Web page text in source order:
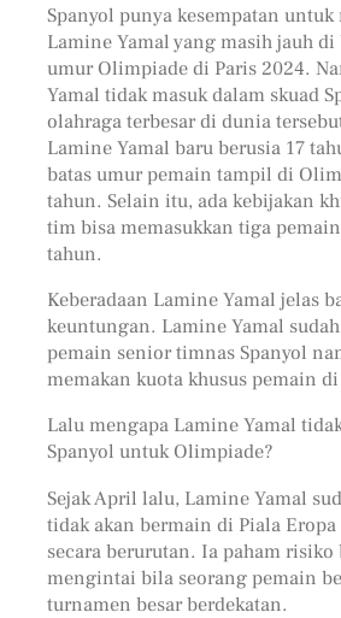
Spanyol punya kesempatan
Lamine Yamal yang masih jauh di
umur Olimpiade di Paris 2024.
Yamal tidak masuk dalam skuad
olahraga terbesar di dunia
Lamine Yamal baru berusia 17
batas umur pemain tampil di
tahun. Selain itu, ada kebijakan
tim bisa memasukkan tiga
tahun.
Keberadaan Lamine Yamal jelas
keuntungan. Lamine Yamal
pemain senior timnas Spanyol
memakan kuota khusus pemain
Lalu mengapa Lamine Yamal
Spanyol untuk Olimpiade?
Sejak April lalu, Lamine Yamal
tidak akan bermain di Piala
secara berurutan. Ia paham risiko
mengintai bila seorang pemain
turnamen besar berdekatan.